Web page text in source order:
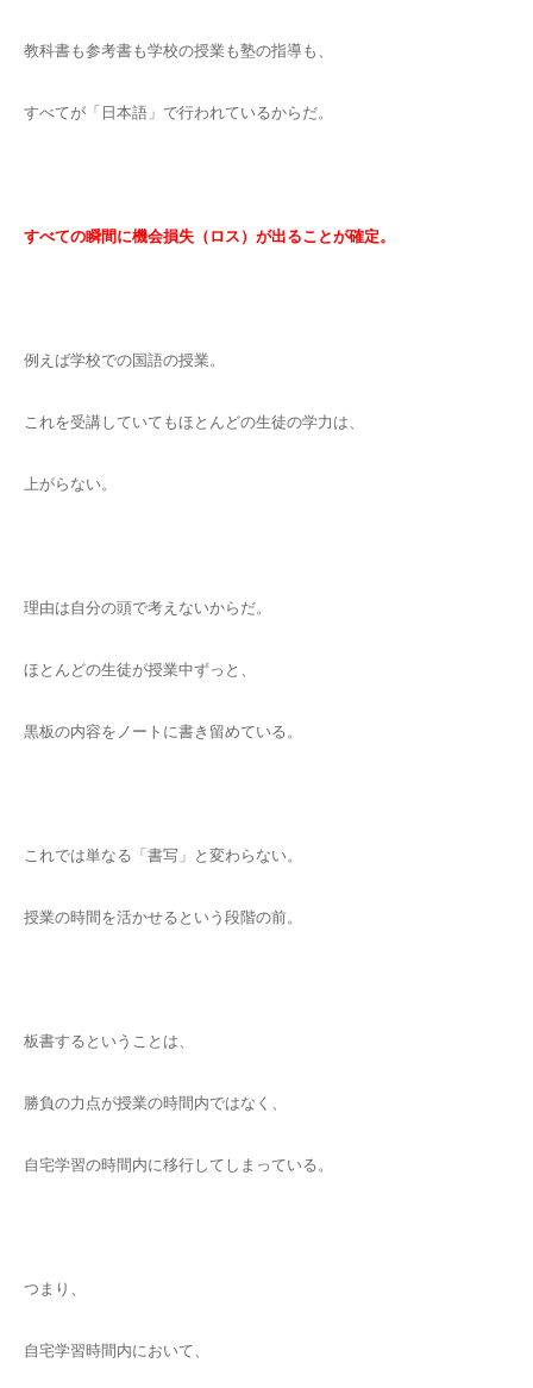
教科書も参考書も学校の授業も塾の指導も、
すべてが「日本語」で行われているからだ。
すべての瞬間に機会損失（ロス）が出ることが確定。
例えば学校での国語の授業。
これを受講していてもほとんどの生徒の学力は、
上がらない。
理由は自分の頭で考えないからだ。
ほとんどの生徒が授業中ずっと、
黒板の内容をノートに書き留めている。
これでは単なる「書写」と変わらない。
授業の時間を活かせるという段階の前。
板書するということは、
勝負の力点が授業の時間内ではなく、
自宅学習の時間内に移行してしまっている。
つまり、
自宅学習時間内において、